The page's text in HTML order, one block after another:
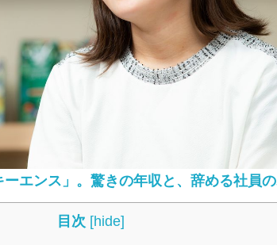
エンス」。驚きの年収と、辞める社員
目次 [hide]